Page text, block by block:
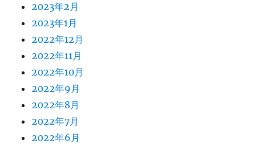
2023年2月
2023年1月
2022年12月
2022年11月
2022年10月
2022年9月
2022年8月
2022年7月
2022年6月